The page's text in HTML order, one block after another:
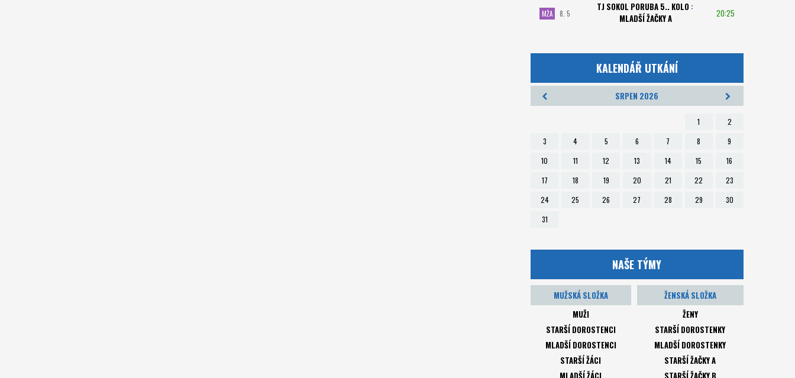
MŽA 8. 5
TJ SOKOL PORUBA 5.. KOLO :
MLADŠÍ ŽAČKY A
20:25
KALENDÁŘ UTKÁNÍ
SRPEN 2026
1
2
3
4 5 6 7 8
9
10
11 12 13 14 15
16
17
18 19 20 21 22
23
24
25 26 27 28 29
30
31
NAŠE TÝMY
MUŽSKÁ SLOŽKA
MUŽI
STARŠÍ DOROSTENCI
MLADŠÍ DOROSTENCI
STARŠÍ ŽÁCI
MLADŠÍ ŽÁCI
ŽENSKÁ SLOŽKA
ŽENY
STARŠÍ DOROSTENKY
MLADŠÍ DOROSTENKY
STARŠÍ ŽAČKY A
STARŠÍ ŽAČKY B